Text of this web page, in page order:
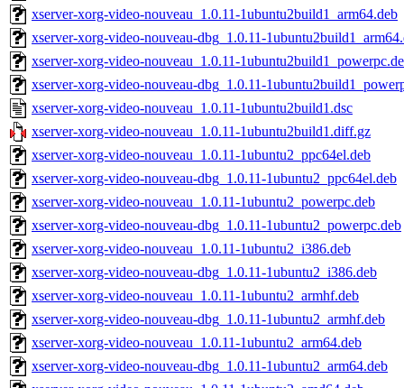
xserver-xorg-video-nouveau_1.0.11-1ubuntu2build1_arm64.deb
xserver-xorg-video-nouveau-dbg_1.0.11-
xserver-xorg-video-nouveau_1.0.11-
xserver-xorg-video-nouveau-dbg_1.0.11-
xserver-xorg-video-nouveau_1.0.11-1ubuntu2build1.dsc
xserver-xorg-video-nouveau_1.0.11-1ubuntu2build1.diff.gz
xserver-xorg-video-nouveau_1.0.11-1ubuntu2_ppc64el.deb
xserver-xorg-video-nouveau-dbg_1.0.11-1ubuntu2_ppc64el.deb
xserver-xorg-video-nouveau_1.0.11-1ubuntu2_powerpc.deb
xserver-xorg-video-nouveau-dbg_1.0.11-1ubuntu2_powerpc.deb
xserver-xorg-video-nouveau_1.0.11-1ubuntu2_i386.deb
xserver-xorg-video-nouveau-dbg_1.0.11-1ubuntu2_i386.deb
xserver-xorg-video-nouveau_1.0.11-1ubuntu2_armhf.deb
xserver-xorg-video-nouveau-dbg_1.0.11-1ubuntu2_armhf.deb
xserver-xorg-video-nouveau_1.0.11-1ubuntu2_arm64.deb
xserver-xorg-video-nouveau-dbg_1.0.11-1ubuntu2_arm64.deb